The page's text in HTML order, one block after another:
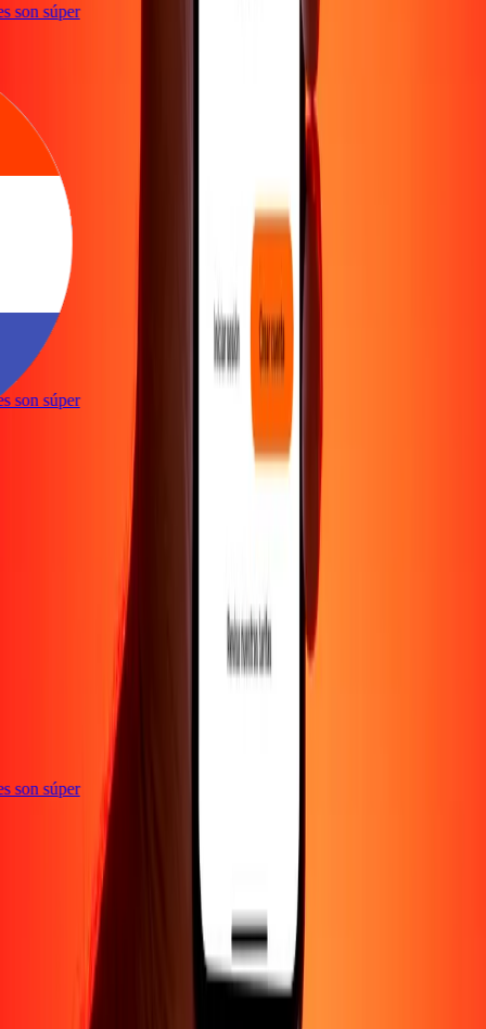
son súper
son súper
son súper
Blog PromocionesSeguridad
Transferencia internacional de dineroCorporativo
Conviértete en promotor